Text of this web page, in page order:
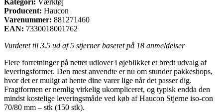
Producent: Haucon
Varenummer: 881271460
EAN: 7330018001762
Vurderet til 3.5 ud af 5 stjerner baseret på 18 anmeldelser
Flere forretninger på nettet udlover i øjeblikket et bredt udvalg af
leveringsformer. Den mest anvendte er nu om stunder pakkeshops,
hvor det er muligt at hente dine varer lige når det passer dig.
Fragtformen er nemlig virkelig ukompliceret, og typisk endda den
mindst kostelige leveringsmåde ved køb af Haucon Stjerne iso-con
70/80 mm – stk (150 stk).